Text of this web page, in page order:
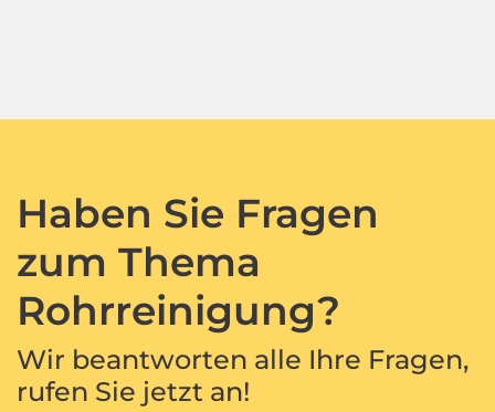
Haben Sie Fragen
zum Thema
Rohrreinigung?
Wir beantworten alle Ihre Fragen,
rufen Sie jetzt an!